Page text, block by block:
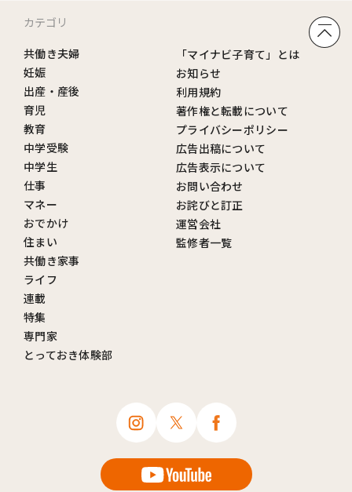
カテゴリ
共働き夫婦
妊娠
出産・産後
育児
教育
中学受験
中学生
仕事
マネー
おでかけ
住まい
共働き家事
ライフ
連載
特集
専門家
とっておき体験部
「マイナビ子育て」とは
お知らせ
利用規約
著作権と転載について
プライバシーポリシー
広告出稿について
広告表示について
お問い合わせ
お詫びと訂正
運営会社
監修者一覧